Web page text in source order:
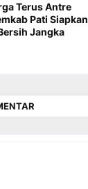
Terus Antre
Pati Siapkan
Jangka